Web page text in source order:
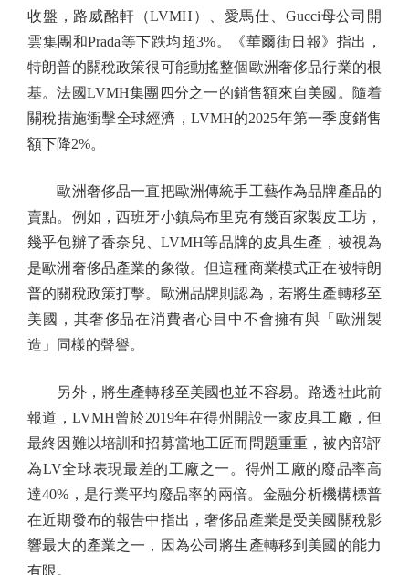
收盤，路威酩軒（LVMH）、愛馬仕、Gucci母公司開
雲集團和Prada等下跌均超3%。《華爾街日報》指出，
特朗普的關稅政策很可能動搖整個歐洲奢侈品行業的根
基。法國LVMH集團四分之一的銷售額來自美國。隨着
關稅措施衝擊全球經濟，LVMH的2025年第一季度銷售
額下降2%。
歐洲奢侈品一直把歐洲傳統手工藝作為品牌產品的
賣點。例如，西班牙小鎮烏布里克有幾百家製皮工坊，
幾乎包辦了香奈兒、LVMH等品牌的皮具生產，被視為
是歐洲奢侈品產業的象徵。但這種商業模式正在被特朗
普的關稅政策打擊。歐洲品牌則認為，若將生產轉移至
美國，其奢侈品在消費者心目中不會擁有與「歐洲製
造」同樣的聲譽。
另外，將生產轉移至美國也並不容易。路透社此前
報道，LVMH曾於2019年在得州開設一家皮具工廠，但
最終因難以培訓和招募當地工匠而問題重重，被內部評
為LV全球表現最差的工廠之一。得州工廠的廢品率高
達40%，是行業平均廢品率的兩倍。金融分析機構標普
在近期發布的報告中指出，奢侈品產業是受美國關稅影
響最大的產業之一，因為公司將生產轉移到美國的能力
有限。